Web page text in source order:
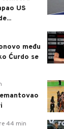
US
među
Ćurdo se
44 min